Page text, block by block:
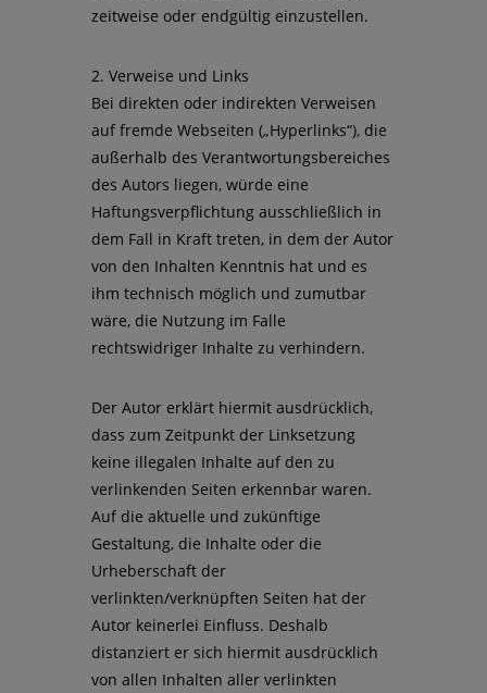
zeitweise oder endgültig einzustellen.
2. Verweise und Links
Bei direkten oder indirekten Verweisen
auf fremde Webseiten („Hyperlinks“), die
außerhalb des Verantwortungsbereiches
des Autors liegen, würde eine
Haftungsverpflichtung ausschließlich in
dem Fall in Kraft treten, in dem der Autor
von den Inhalten Kenntnis hat und es
ihm technisch möglich und zumutbar
wäre, die Nutzung im Falle
rechtswidriger Inhalte zu verhindern.
Der Autor erklärt hiermit ausdrücklich,
dass zum Zeitpunkt der Linksetzung
keine illegalen Inhalte auf den zu
verlinkenden Seiten erkennbar waren.
Auf die aktuelle und zukünftige
Gestaltung, die Inhalte oder die
Urheberschaft der
verlinkten/verknüpften Seiten hat der
Autor keinerlei Einfluss. Deshalb
distanziert er sich hiermit ausdrücklich
von allen Inhalten aller verlinkten